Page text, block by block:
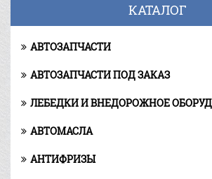
КАТАЛОГ
АВТОЗАПЧАСТИ
АВТОЗАПЧАСТИ ПОД ЗАКАЗ
ЛЕБЕДКИ И ВНЕДОРОЖНОЕ
АВТОМАСЛА
АНТИФРИЗЫ